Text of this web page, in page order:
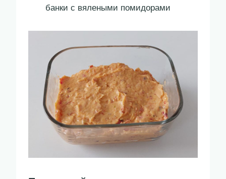
банки с вялеными помидорами